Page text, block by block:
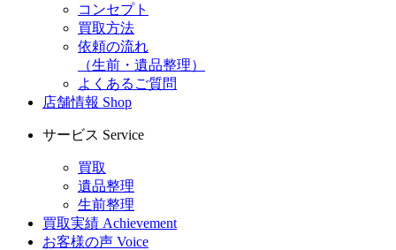
コンセプト
買取方法
依頼の流れ
（生前・遺品整理）
よくあるご質問
店舗情報 Shop
サービス Service
買取
遺品整理
生前整理
買取実績 Achievement
お客様の声 Voice